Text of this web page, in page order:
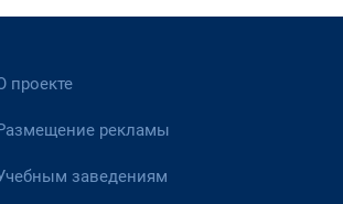
проекте
рекламы
заведениям